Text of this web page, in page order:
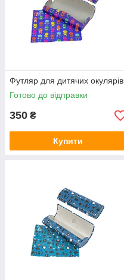
Футляр для дитячих окулярів
Готово до відправки
350 ₴
Купити